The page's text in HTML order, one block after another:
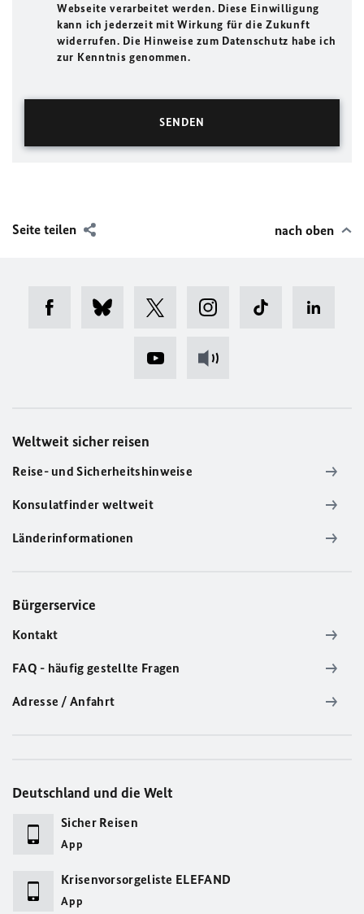
Webseite verarbeitet werden. Diese Einwilligung
kann ich jederzeit mit Wirkung für die Zukunft
widerrufen. Die Hinweise zum Datenschutz habe ich
zur Kenntnis genommen.
Seite teilen nach oben
Weltweit sicher reisen
Reise- und Sicherheitshinweise
Konsulatfinder weltweit
Länderinformationen
Bürgerservice
Kontakt
FAQ - häufig gestellte Fragen
Adresse / Anfahrt
Deutschland und die Welt
Sicher Reisen
App
Krisenvorsorgeliste ELEFAND
App